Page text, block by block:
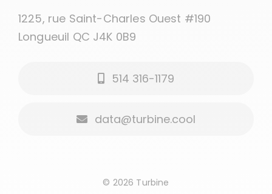
C’est pour qui?
Quelques exemples
1225, rue Saint-Charles Ouest #190
Longueuil QC J4K 0B9
514 316-1179
data@turbine.cool
© 2026 Turbine